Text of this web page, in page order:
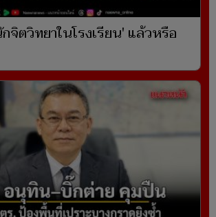
จิตวิทยาในโรงเรียน' แล้วหรือ